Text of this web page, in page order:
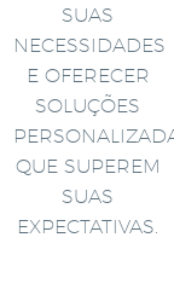
SUAS
NECESSIDADES
E OFERECER
SOLUÇÕES
QUE SUPEREM
SUAS
EXPECTATIVAS.